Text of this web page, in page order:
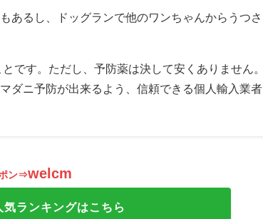
あるし、ドッグランで他のワンちゃんからうつさ
とです。ただし、予防薬は決して安くありません。
ダニ予防が出来るよう、信頼できる個人輸入業者
ン⇒welcm
ランキングはこちら